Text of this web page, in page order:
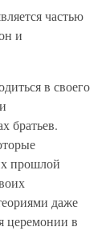
частью
и
в своего
братьев.
прошлой
даже
церемонии в